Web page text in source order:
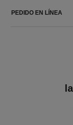
PEDIDO EN LÍNEA